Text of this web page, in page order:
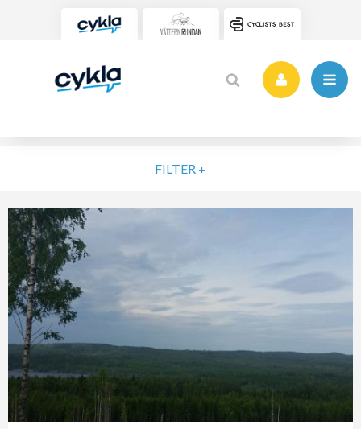
FILTER +
ELIT
VARDAG
POPULÄRA TAGGAR
Vätternrundan
Motionslopp
Cykling
Cykelveckan 2025
Vättern Bike Games
MTB-Lopp
Cykelveckan 2021
Vloggare
SORTERA PÅ
RENSA